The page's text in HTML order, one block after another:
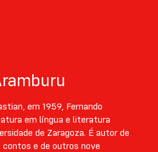
em 1959, Fernando
em língua e literatura
de Zaragoza. É autor de
e de outros nove